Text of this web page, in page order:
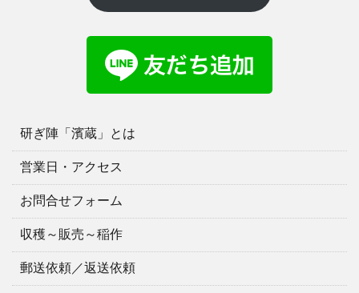
研ぎ陣「濱蔵」とは
営業日・アクセス
お問合せフォーム
収穫～販売～稲作
郵送依頼／返送依頼